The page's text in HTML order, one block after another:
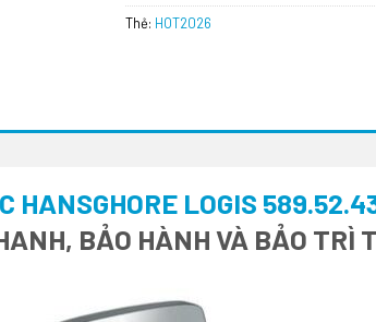
Thẻ: HOT2026
HANSGHORE LOGIS
BẢO HÀNH VÀ BẢO TRÌ